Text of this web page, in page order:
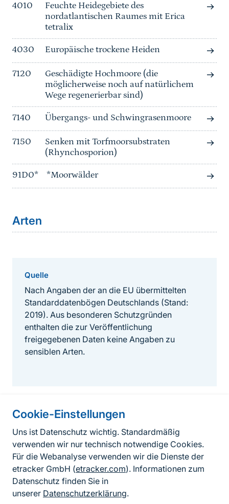
Cookie-Einstellungen
Uns ist Datenschutz wichtig. Standardmäßig
verwenden wir nur technisch notwendige Cookies.
Für die Webanalyse verwenden wir die Dienste der
etracker GmbH (etracker.com). Informationen zum
Datenschutz finden Sie in
unserer Datenschutzerklärung.
4010
Feuchte Heidegebiete des
nordatlantischen Raumes mit Erica
tetralix
4030 Europäische trockene Heiden
7120
Geschädigte Hochmoore (die
möglicherweise noch auf natürlichem
Wege regenerierbar sind)
7140 Übergangs- und Schwingrasenmoore
7150
Senken mit Torfmoorsubstraten
(Rhynchosporion)
91D0* *Moorwälder
Arten
Quelle
Nach Angaben der an die EU übermittelten
Standarddatenbögen Deutschlands (Stand:
2019). Aus besonderen Schutzgründen
enthalten die zur Veröffentlichung
freigegebenen Daten keine Angaben zu
sensiblen Arten.
Informationen zur Seite
FußzeileKontakt zum BfN
Kontaktformular
Erklärung zur Barrierefreiheit